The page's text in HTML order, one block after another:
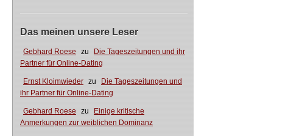
Das meinen unsere Leser
Gebhard Roese zu
Die Tageszeitungen und ihr
Partner für Online-Dating
Ernst Kloimwieder zu
Die Tageszeitungen und
ihr Partner für Online-Dating
Gebhard Roese zu
Einige kritische
Anmerkungen zur weiblichen Dominanz